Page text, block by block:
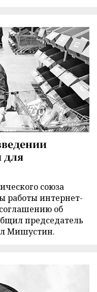
для
союза
работы интернет-
об
председатель
Мишустин.